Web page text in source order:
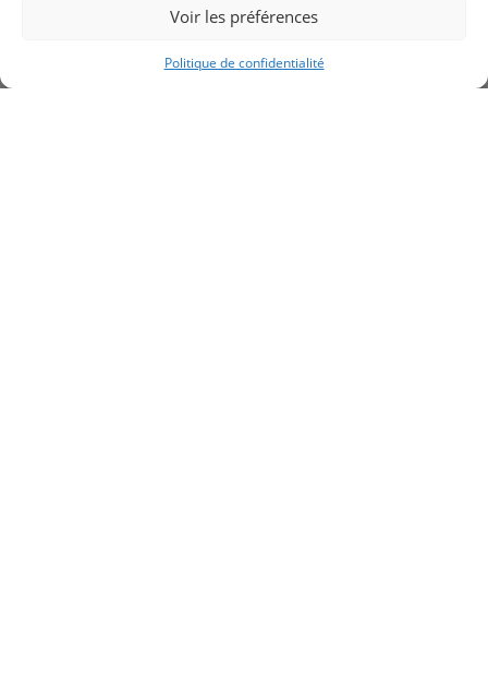
Voir les préférences
Politique de confidentialité
RETOUR AUX PRODUITS